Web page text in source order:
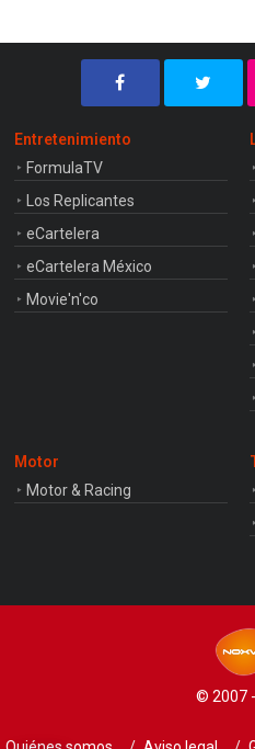
Entretenimiento
FormulaTV
Los Replicantes
eCartelera
eCartelera México
Movie'n'co
Motor
Motor & Racing
© 2007